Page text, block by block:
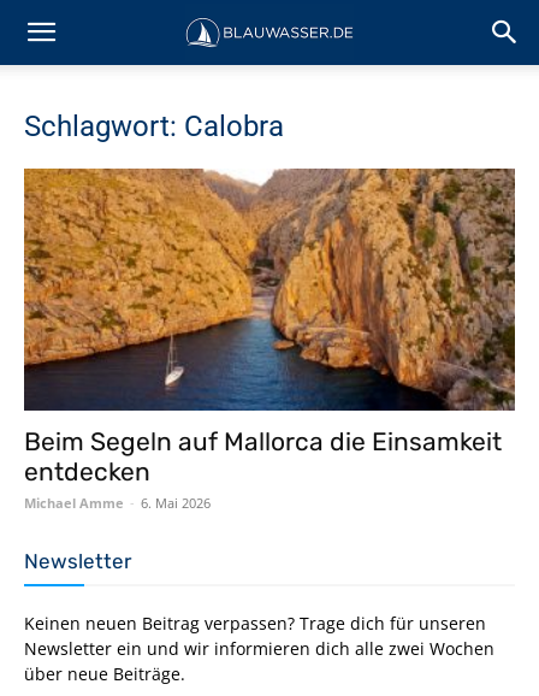
Schlagwort: Calobra
Beim Segeln auf Mallorca die Einsamkeit
entdecken
Michael Amme - 6. Mai 2026
Newsletter
Keinen neuen Beitrag verpassen? Trage dich für unseren
Newsletter ein und wir informieren dich alle zwei Wochen
über neue Beiträge.